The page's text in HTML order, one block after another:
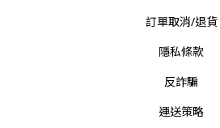
訂單取消/退貨
隱私條款
反詐騙
運送策略